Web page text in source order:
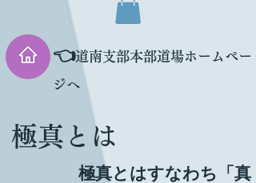
👈道南支部本部道場ホームペー
ジへ
極真とは
極真とはすなわち「真